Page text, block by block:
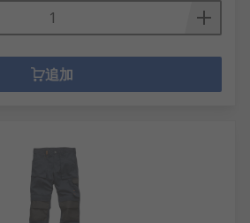
追加